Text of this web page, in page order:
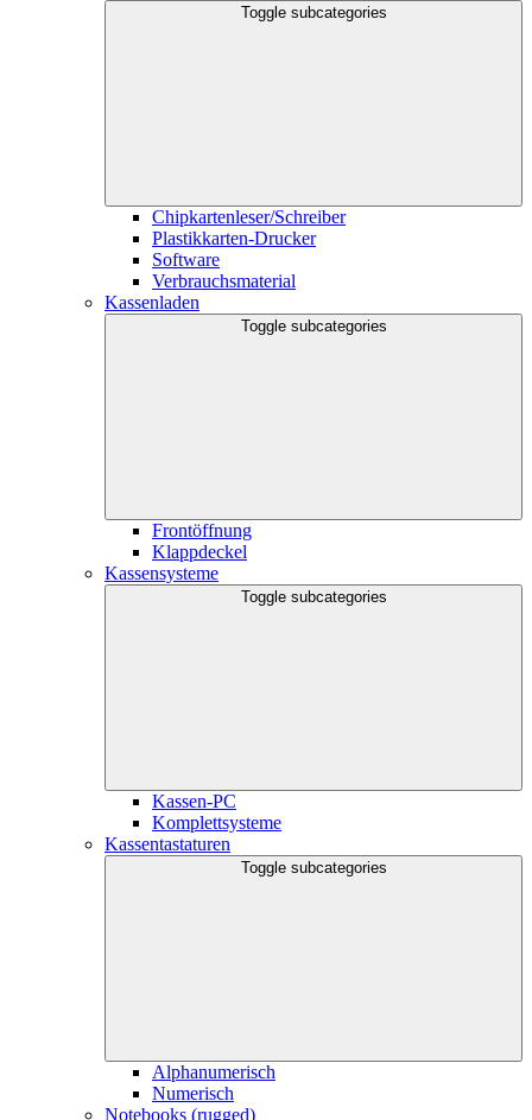
Toggle subcategories
Chipkartenleser/Schreiber
Plastikkarten-Drucker
Software
Verbrauchsmaterial
Kassenladen
Toggle subcategories
Frontöffnung
Klappdeckel
Kassensysteme
Toggle subcategories
Kassen-PC
Komplettsysteme
Kassentastaturen
Toggle subcategories
Alphanumerisch
Numerisch
Notebooks (rugged)